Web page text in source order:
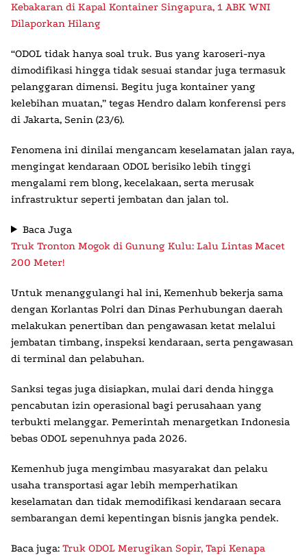
Kebakaran di Kapal Kontainer Singapura, 1 ABK WNI
Dilaporkan Hilang
“ODOL tidak hanya soal truk. Bus yang karoseri-nya
dimodifikasi hingga tidak sesuai standar juga termasuk
pelanggaran dimensi. Begitu juga kontainer yang
kelebihan muatan,” tegas Hendro dalam konferensi pers
di Jakarta, Senin (23/6).
Fenomena ini dinilai mengancam keselamatan jalan raya,
mengingat kendaraan ODOL berisiko lebih tinggi
mengalami rem blong, kecelakaan, serta merusak
infrastruktur seperti jembatan dan jalan tol.
Baca Juga
Truk Tronton Mogok di Gunung Kulu: Lalu Lintas Macet
200 Meter!
Untuk menanggulangi hal ini, Kemenhub bekerja sama
dengan Korlantas Polri dan Dinas Perhubungan daerah
melakukan penertiban dan pengawasan ketat melalui
jembatan timbang, inspeksi kendaraan, serta pengawasan
di terminal dan pelabuhan.
Sanksi tegas juga disiapkan, mulai dari denda hingga
pencabutan izin operasional bagi perusahaan yang
terbukti melanggar. Pemerintah menargetkan Indonesia
bebas ODOL sepenuhnya pada 2026.
Kemenhub juga mengimbau masyarakat dan pelaku
usaha transportasi agar lebih memperhatikan
keselamatan dan tidak memodifikasi kendaraan secara
sembarangan demi kepentingan bisnis jangka pendek.
Baca juga: Truk ODOL Merugikan Sopir, Tapi Kenapa